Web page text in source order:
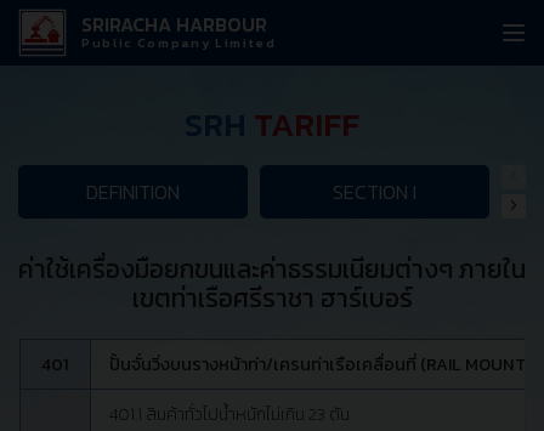
SRIRACHA HARBOUR
Public Company Limited
TARIFF
DEFINITION SECTION I
ค่าใช้เครื่องมือยกขนและค่าธรรมเนียมต่างๆ ภายใน
เขตท่าเรือศรีราชา ฮาร์เบอร์
401
ปั้นจั่นวิ่งบนรางหน้าท่า/เครนท่าเรือเคลื่อนที่ (RAIL
401.1 สินค้าทั่วไปน้ำหนักไม่เกิน 23 ตัน